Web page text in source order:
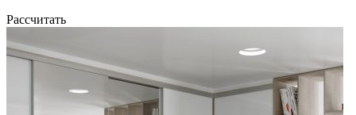
Рассчитать